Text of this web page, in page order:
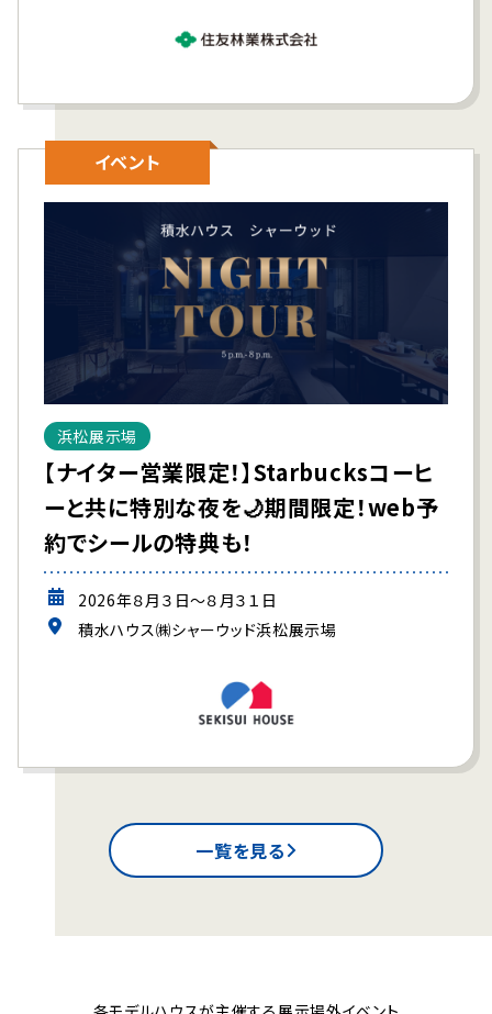
イベント
浜松展示場
【ナイター営業限定！】Starbucksコーヒ
ーと共に特別な夜を🌙期間限定！web予
約でシールの特典も！
2026年８月３日～８月３１日
積水ハウス㈱シャーウッド浜松展示場
一覧を見る